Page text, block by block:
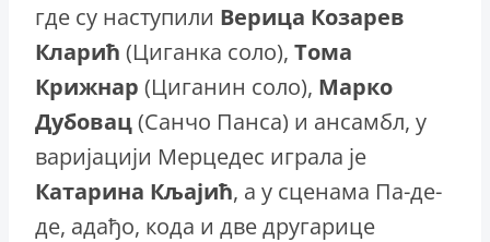
где су наступили Верица Козарев
Кларић (Циганка соло), Тома
Крижнар (Циганин соло), Марко
Дубовац(Санчо Панса) и ансамбл, у
варијацији Мерцедес играла је
Катарина Кљајић, а у сценама Па-де-
де, адађо, кода и две другарице